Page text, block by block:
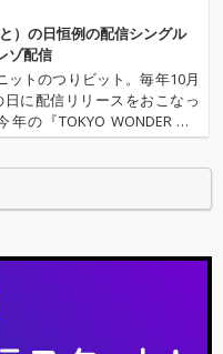
）の日恒例の配信シングル
ゾ配信
ットのつりビット。毎年10月
に配信リリースをおこなっ
の『TOKYO WONDER GIR
ビットが得意としてきたシテ